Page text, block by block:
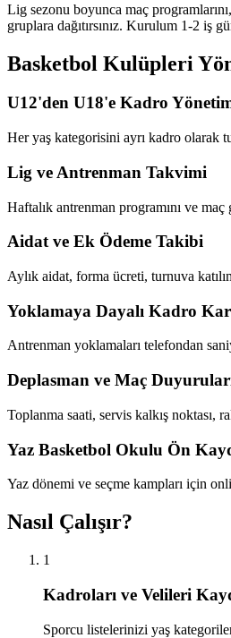
Lig sezonu boyunca maç
gruplara dağıtırsınız. Kurulum 1-2 iş
Basketbol Kulüpleri
U12'den U18'e Kadro
Her yaş kategorisini ayrı kadro olarak
Lig ve Antrenman Takvimi
Haftalık antrenman programını ve
Aidat ve Ek Ödeme Takibi
Aylık aidat, forma ücreti, turnuva
Yoklamaya Dayalı Kadro
Antrenman yoklamaları telefondan
Deplasman ve Maç
Toplanma saati, servis kalkış noktası,
Yaz Basketbol Okulu Ön
Yaz dönemi ve seçme kampları için
Nasıl Çalışır?
1
Kadroları ve Velileri
Sporcu listelerinizi yaş